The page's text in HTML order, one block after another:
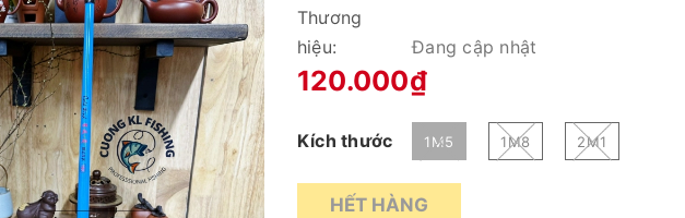
Thương
hiệu:
Đang cập nhật
120.000₫
Kích thước 1M5 1M8 2M1
HẾT HÀNG